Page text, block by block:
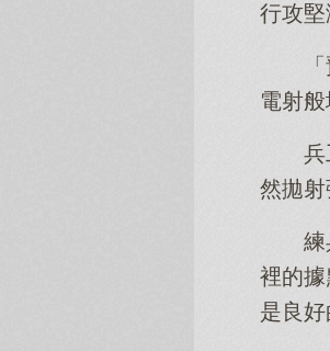
行攻堅
電射
然拋射
裡的
是良